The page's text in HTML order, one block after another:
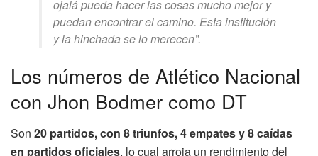
ojalá pueda hacer las cosas mucho mejor y
puedan encontrar el camino. Esta institución
y la hinchada se lo merecen”.
Los números de Atlético Nacional
con Jhon Bodmer como DT
Son 20 partidos, con 8 triunfos, 4 empates y 8 caídas
en partidos oficiales, lo cual arroja un rendimiento del